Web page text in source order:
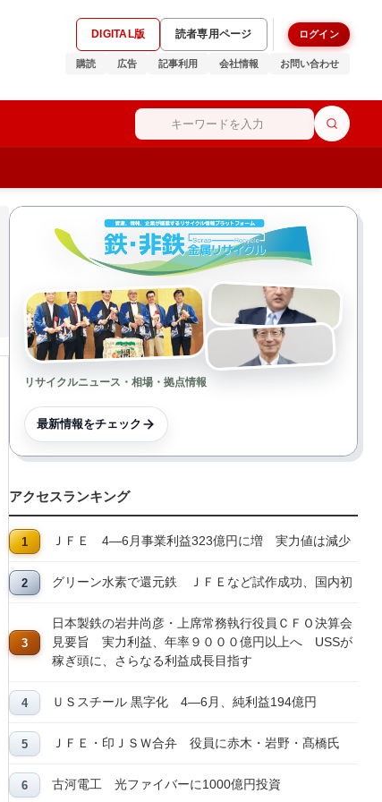
DIGITAL版 読者専用ページ ログイン
購読 広告 記事利用 会社情報 お問い合わせ
リサイクルニュース・相場・拠点情報
最新情報をチェック
アクセスランキング
ＪＦＥ 4―6月事業利益323億円に増 実力値は減少
グリーン水素で還元鉄 ＪＦＥなど試作成功、国内初
日本製鉄の岩井尚彦・上席常務執行役員ＣＦＯ決算会
見要旨 実力利益、年率９０００億円以上へ USSが
稼ぎ頭に、さらなる利益成長目指す
ＵＳスチール 黒字化 4―6月、純利益194億円
ＪＦＥ・印ＪＳＷ合弁 役員に赤木・岩野・髙橋氏
古河電工 光ファイバーに1000億円投資